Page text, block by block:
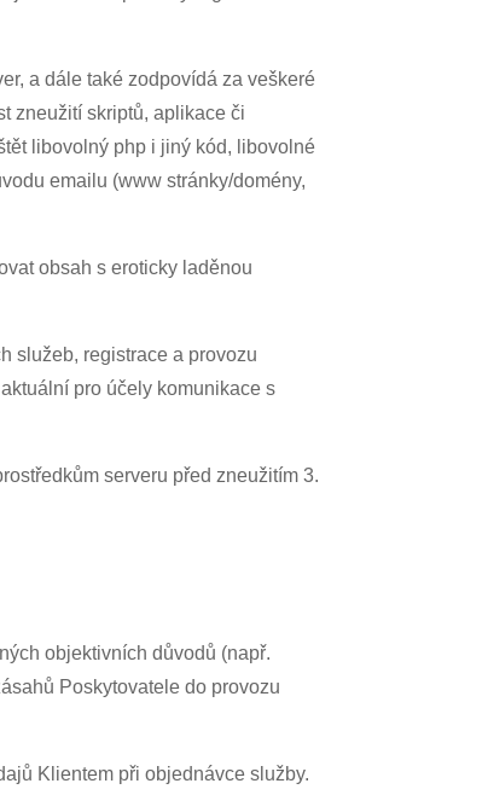
a dále také zodpovídá za veškeré
zneužití skriptů, aplikace či
libovolný php i jiný kód, libovolné
emailu (www stránky/domény,
obsah s eroticky laděnou
služeb, registrace a provozu
pro účely komunikace s
serveru před zneužitím 3.
objektivních důvodů (např.
Poskytovatele do provozu
Klientem při objednávce služby.